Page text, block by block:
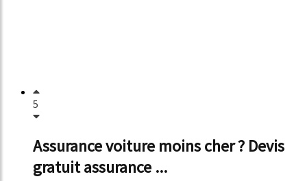
5
Assurance voiture moins cher ? Devis
gratuit assurance ...